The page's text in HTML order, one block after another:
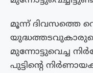
മൂന്ന് ദിവസത്തെ
യുദ്ധത്തടവുകാരുടെ
മുന്നോട്ടുവെച്ച
പുട്ടിന്റെ